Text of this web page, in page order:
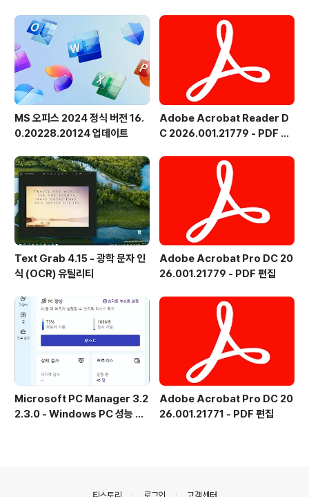
출시
MS 오피스 2024 정식 버전 16.
0.20228.20124 업데이트
Adobe Acrobat Reader D
C 2026.001.21779 - PDF 뷰
Text Grab 4.15 - 광학 문자 인
식 (OCR) 유틸리티
Adobe Acrobat Pro DC 20
26.001.21779 - PDF 편집
Microsoft PC Manager 3.2
2.3.0 - Windows PC 성능 향
Adobe Acrobat Pro DC 20
26.001.21771 - PDF 편집